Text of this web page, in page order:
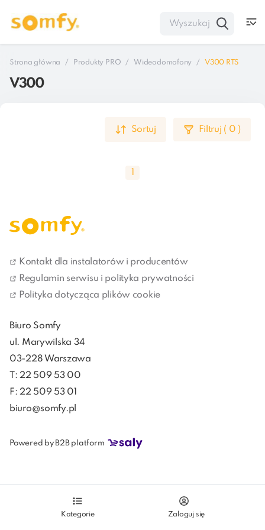
Kategorie Zaloguj się
Strona główna Produkty PRO Wideodomofony V300 RTS
V300
Sortuj Filtruj ( 0 )
Twojego domu. Sprawdź tożsamość swoich gości i
decyduj kogo wpuszczasz!
Kontakt dla instalatorów i producentów
Regulamin serwisu i polityka prywatności
Polityka dotycząca plików cookie
Biuro Somfy
ul. Marywilska 34
03-228 Warszawa
T: 22 509 53 00
F: 22 509 53 01
biuro@somfy.pl
Powered by B2B platform